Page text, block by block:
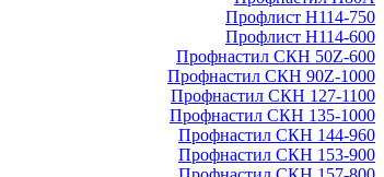
Профлист Н114-750
Профлист Н114-600
Профнастил СКН 50Z-600
Профнастил СКН 90Z-1000
Профнастил СКН 127-1100
Профнастил СКН 135-1000
Профнастил СКН 144-960
Профнастил СКН 153-900